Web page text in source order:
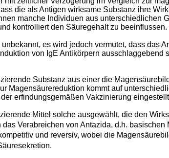
die als Antigen wirksame Substanz ihre
manche Individuen aus unterschiedlichen
kontrolliert den Säuregehalt zu beeinflussen.
es wird jedoch vermutet, dass das
von IgE Antikörpern
Substanz aus einer die
Magensäurereduktion kommt auf
erfindungsgemäßen Vakzinierung
Mittel solche ausgewählt, die den
Verabreichen von Antazida, d.h.
und reversiv, wobei die